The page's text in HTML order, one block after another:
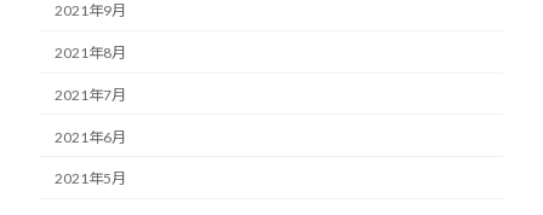
2021年9月
2021年8月
2021年7月
2021年6月
2021年5月